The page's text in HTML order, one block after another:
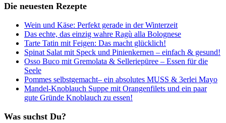
Die neuesten Rezepte
Wein und Käse: Perfekt gerade in der Winterzeit
Das echte, das einzig wahre Ragù alla Bolognese
Tarte Tatin mit Feigen: Das macht glücklich!
Spinat Salat mit Speck und Pinienkernen – einfach & gesund!
Osso Buco mit Gremolata & Selleriepüree – Essen für die
Seele
Pommes selbstgemacht– ein absolutes MUSS & 3erlei Mayo
Mandel-Knoblauch Suppe mit Orangenfilets und ein paar
gute Gründe Knoblauch zu essen!
Was suchst Du?